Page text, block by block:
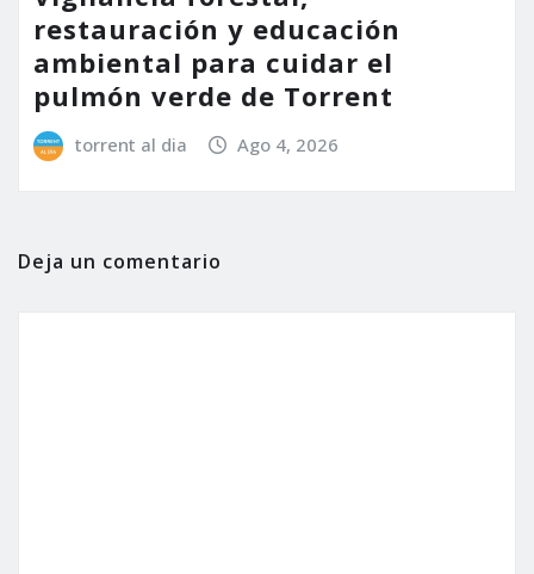
restauración y educación
ambiental para cuidar el
pulmón verde de Torrent
torrent al dia Ago 4, 2026
Deja un comentario